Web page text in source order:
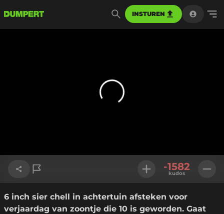
INSTUREN
Link kopiëren
-1582
kudos
6 inch sier chell in achtertuin afsteken voor
verjaardag van zoontje die 10 is geworden. Gaat